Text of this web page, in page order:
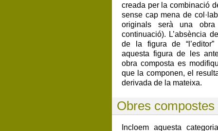
creada per la combinació
sense cap mena de
originals serà una
continuació). L’absència
de la figura de
aquesta figura de les
obra composta es
que la componen, el
derivada de la mateixa.
Obres compostes
Incloem aquesta